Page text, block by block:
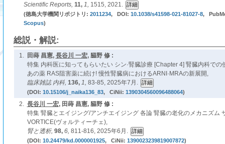
Scientific Reports, 11, 1, 1515, 2021.
(徳島大学機関リポジトリ: 2011234, DOI: 10.1038/s41598-021-81027-8,
Scopus)
総説・解説:
1. 田蒔 昌憲, 長谷川 一宏, 𦚰野 修 :
特集 内科医に知ってもらいたい シン·腎臓診療 [Chapter 4] 腎臓内科での
あの薬 RAS阻害薬に続け! 慢性腎臓病におけるARNI·MRAの新展開,
臨床雑誌 内科, 136, 1, 83-85, 2025年7月.
(DOI: 10.15106/j_naika136_83, CiNii: 1390304560096488064)
2. 長谷川 一宏, 田蒔 昌憲, 𦚰野 修 :
特集 腎臓とエイジング/アンチエイジング 各論 腎臓の老化のメカニズム
VORTICE(ヴォルティーチェ),
腎と透析, 98, 6, 811-816, 2025年6月.
(DOI: 10.24479/kd.0000001925, CiNii: 1390023239819007872)